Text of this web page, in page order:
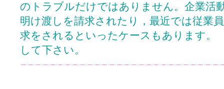
のトラブルだけではありません。企業活
明け渡しを請求されたり，最近では従業
求をされるといったケースもあります
して下さい。